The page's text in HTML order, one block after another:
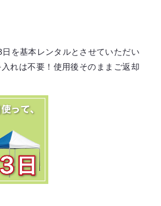
を基本レンタルとさせていただい
れは不要！ 使用後そのままご返却